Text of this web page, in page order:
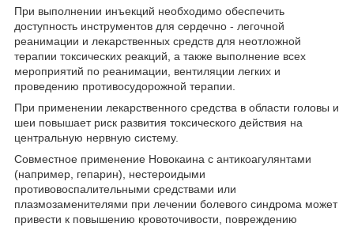
При выполнении инъекций необходимо обеспечить
доступность инструментов для сердечно - легочной
реанимации и лекарственных средств для неотложной
терапии токсических реакций, а также выполнение всех
мероприятий по реанимации, вентиляции легких и
проведению противосудорожной терапии.
При применении лекарственного средства в области головы и
шеи повышает риск развития токсического действия на
центральную нервную систему.
Совместное применение Новокаина с антикоагулянтами
(например, гепарин), нестероидыми
противовоспалительными средствами или
плазмозаменителями при лечении болевого синдрома может
привести к повышению кровоточивости, повреждению